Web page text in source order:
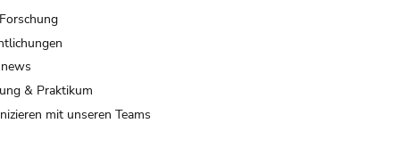
& Praktikum
mit unseren Teams